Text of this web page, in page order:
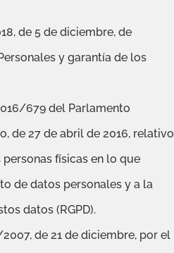
de 5 de diciembre, de
y garantía de los
679 del Parlamento
de 27 de abril de 2016, relativo
físicas en lo que
de datos personales y a la
datos (RGPD).
de 21 de diciembre, por el